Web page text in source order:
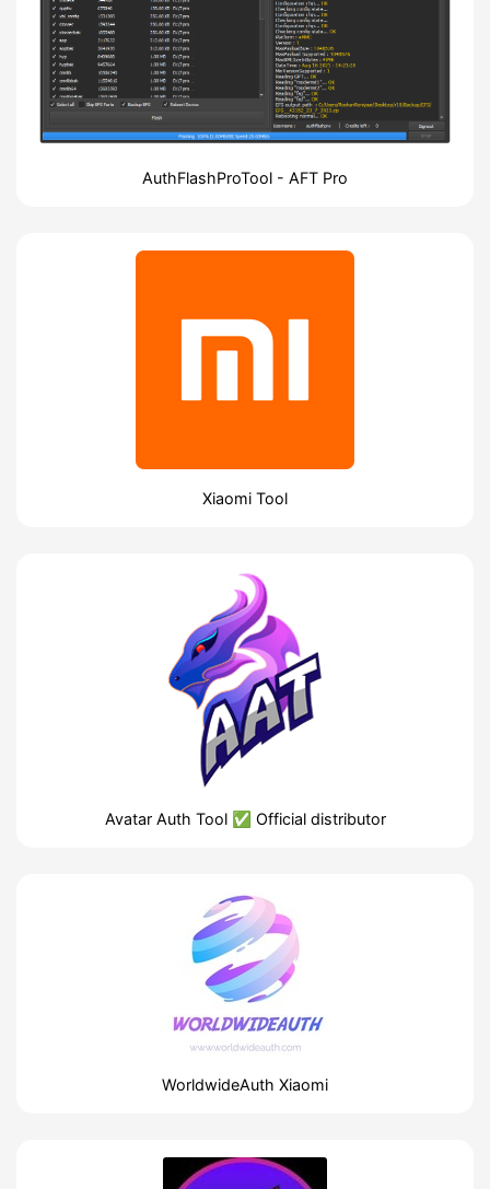
AuthFlashProTool - AFT Pro
Xiaomi Tool
Avatar Auth Tool ✅ Official distributor
WorldwideAuth Xiaomi